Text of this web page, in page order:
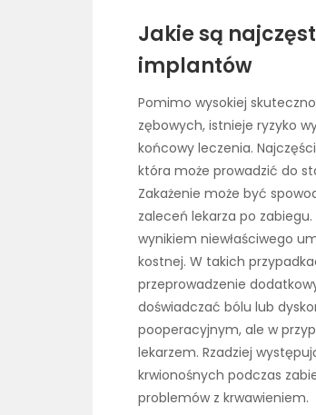
Jakie są
implantów
Pomimo wysokiej
zębowych, istnieje ryzyko
końcowy leczenia.
która może prowadzić do
Zakażenie może być
zaleceń lekarza po
wynikiem niewłaściwego
kostnej. W takich
przeprowadzenie
doświadczać bólu lub
pooperacyjnym, ale w
lekarzem. Rzadziej
krwionośnych podczas
problemów z krwawieniem.